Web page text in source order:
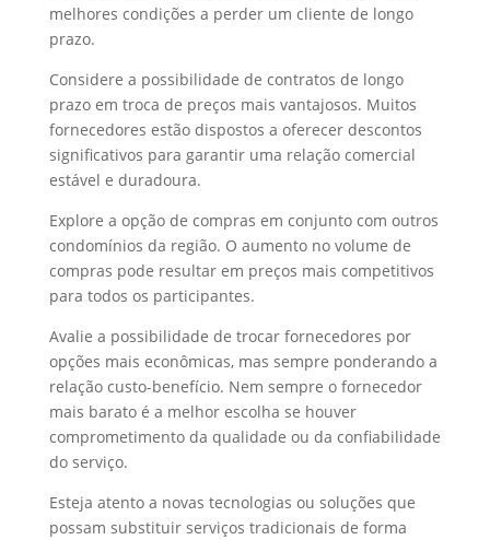
melhores condições a perder um cliente de longo
prazo.
Considere a possibilidade de contratos de longo
prazo em troca de preços mais vantajosos. Muitos
fornecedores estão dispostos a oferecer descontos
significativos para garantir uma relação comercial
estável e duradoura.
Explore a opção de compras em conjunto com outros
condomínios da região. O aumento no volume de
compras pode resultar em preços mais competitivos
para todos os participantes.
Avalie a possibilidade de trocar fornecedores por
opções mais econômicas, mas sempre ponderando a
relação custo-benefício. Nem sempre o fornecedor
mais barato é a melhor escolha se houver
comprometimento da qualidade ou da confiabilidade
do serviço.
Esteja atento a novas tecnologias ou soluções que
possam substituir serviços tradicionais de forma